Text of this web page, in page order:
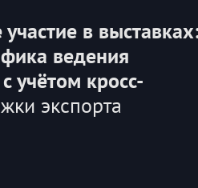
в
ведения
учётом кросс-
экспорта